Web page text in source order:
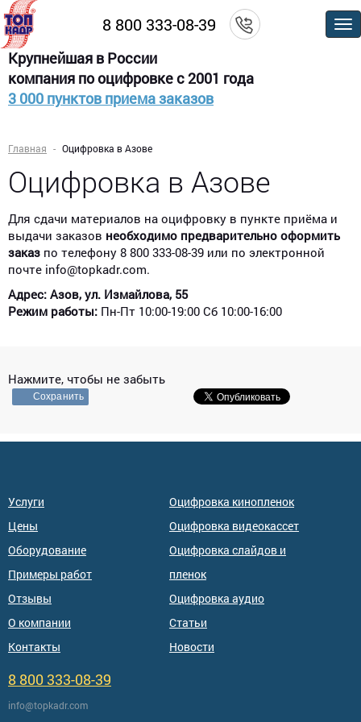
8 800 333-08-39
Крупнейшая в России
компания по оцифровке с 2001 года
3 000 пунктов приема заказов
Главная Оцифровка в Азове
Оцифровка в Азове
Для сдачи материалов на оцифровку в пункте приёма и
выдачи заказов необходимо предварительно оформить
заказ по телефону 8 800 333-08-39 или по электронной
почте info@topkadr.com.
Адрес: Азов, ул. Измайлова, 55
Режим работы: Пн-Пт 10:00-19:00 Сб 10:00-16:00
Нажмите, чтобы не забыть
Сохранить
Услуги
Цены
Оборудование
Примеры работ
Отзывы
О компании
Контакты
Оцифровка кинопленок
Оцифровка видеокассет
Оцифровка слайдов и
пленок
Оцифровка аудио
Статьи
Новости
8 800 333-08-39
info@topkadr.com